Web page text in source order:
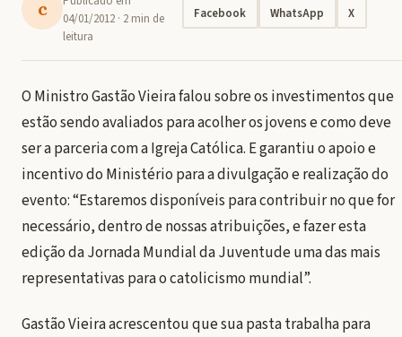
c
04/01/2012 · 2 min de
leitura
Facebook WhatsApp X
O Ministro Gastão Vieira falou sobre os investimentos que
estão sendo avaliados para acolher os jovens e como deve
ser a parceria com a Igreja Católica. E garantiu o apoio e
incentivo do Ministério para a divulgação e realização do
evento: “Estaremos disponíveis para contribuir no que for
necessário, dentro de nossas atribuições, e fazer esta
edição da Jornada Mundial da Juventude uma das mais
representativas para o catolicismo mundial”.
Gastão Vieira acrescentou que sua pasta trabalha para